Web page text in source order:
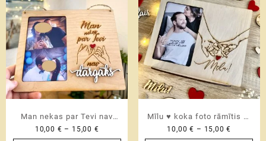
variants.
The
options
may
be
chosen
on
the
page
variants.
The
options
may
be
chosen
on
the
page
Man nekas par Tevi nav
dārgāks ♥ koka foto rāmītis
10,00 € – 15,00 €
Mīlu ♥ koka foto rāmītis ar
jūsu foto | sirsnīga dāvana
10,00€ – 15,00€